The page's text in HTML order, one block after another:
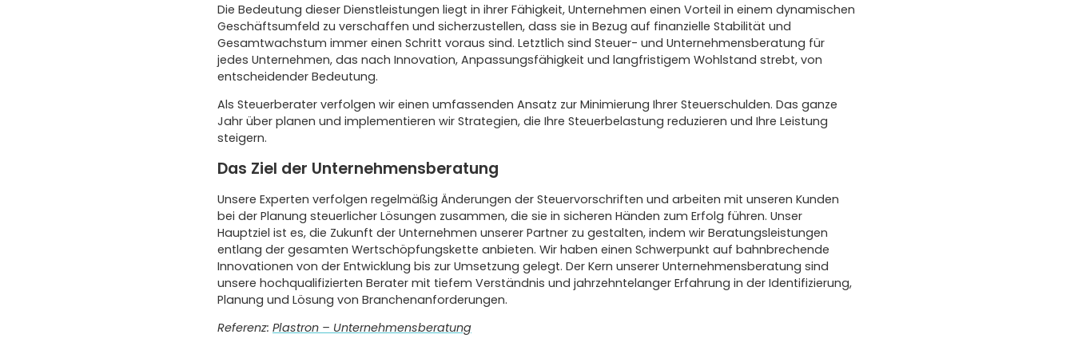
Die Bedeutung dieser Dienstleistungen liegt in ihrer Fähigkeit, Unternehmen einen Vorteil in einem dynamischen
Geschäftsumfeld zu verschaffen und sicherzustellen, dass sie in Bezug auf finanzielle Stabilität und
Gesamtwachstum immer einen Schritt voraus sind. Letztlich sind Steuer- und Unternehmensberatung für
jedes Unternehmen, das nach Innovation, Anpassungsfähigkeit und langfristigem Wohlstand strebt, von
entscheidender Bedeutung.
Als Steuerberater verfolgen wir einen umfassenden Ansatz zur Minimierung Ihrer Steuerschulden. Das ganze
Jahr über planen und implementieren wir Strategien, die Ihre Steuerbelastung reduzieren und Ihre Leistung
steigern.
Das Ziel der Unternehmensberatung
Unsere Experten verfolgen regelmäßig Änderungen der Steuervorschriften und arbeiten mit unseren Kunden
bei der Planung steuerlicher Lösungen zusammen, die sie in sicheren Händen zum Erfolg führen. Unser
Hauptziel ist es, die Zukunft der Unternehmen unserer Partner zu gestalten, indem wir Beratungsleistungen
entlang der gesamten Wertschöpfungskette anbieten. Wir haben einen Schwerpunkt auf bahnbrechende
Innovationen von der Entwicklung bis zur Umsetzung gelegt. Der Kern unserer Unternehmensberatung sind
unsere hochqualifizierten Berater mit tiefem Verständnis und jahrzehntelanger Erfahrung in der Identifizierung,
Planung und Lösung von Branchenanforderungen.
Referenz: Plastron – Unternehmensberatung